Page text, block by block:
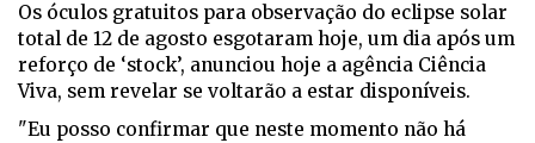
Os óculos gratuitos para observação do eclipse solar
total de 12 de agosto esgotaram hoje, um dia após um
reforço de ‘stock’, anunciou hoje a agência Ciência
Viva, sem revelar se voltarão a estar disponíveis.
"Eu posso confirmar que neste momento não há